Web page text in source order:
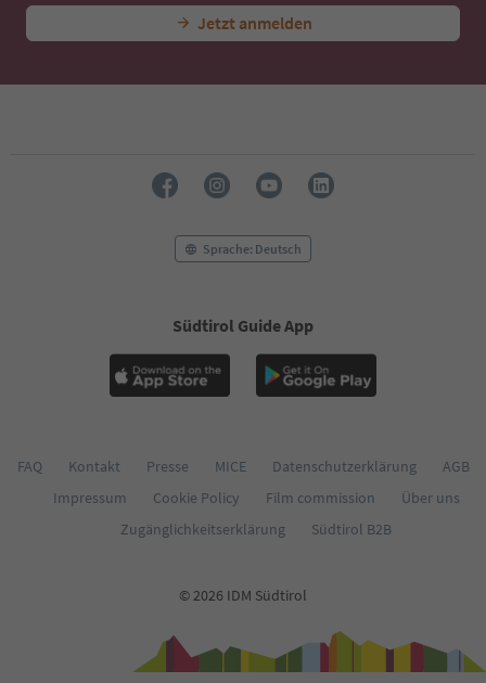
Jetzt anmelden
Sprache: Deutsch
Südtirol Guide App
FAQ Kontakt Presse MICE Datenschutzerklärung
AGB
Impressum
Cookie Policy Film commission
Über uns
Zugänglichkeitserklärung
Südtirol B2B
© 2026 IDM Südtirol